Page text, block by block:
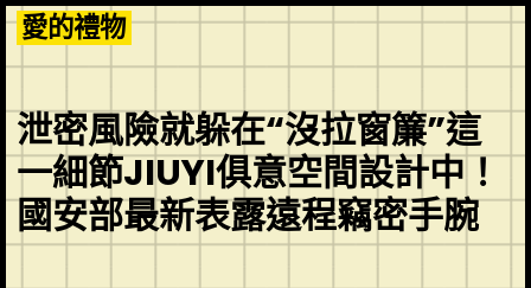
Skip
to
content
愛的禮物
泄密風險就躲在“沒拉窗簾”這
一細節JIUYI俱意空間設計中！
國安部最新表露遠程竊密手腕